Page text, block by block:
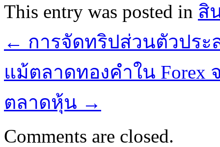
This entry was posted in สิ
← การจัดทริปส่วนตัวประ
แม้ตลาดทองคำใน Forex
ตลาดหุ้น →
Comments are closed.